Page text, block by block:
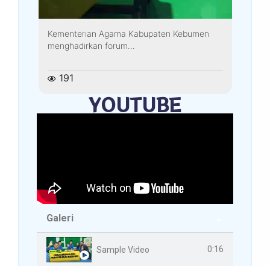
Kementerian Agama Kabupaten Kebumen
menghadirkan forum...
191
YOUTUBE
Galeri
Sample Video 0:16